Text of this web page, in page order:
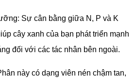
Sự cân bằng giữa N, P và K
cây xanh của bạn phát triển mạnh
đối với các tác nhân bên ngoài.
này có dạng viên nén chậm tan,